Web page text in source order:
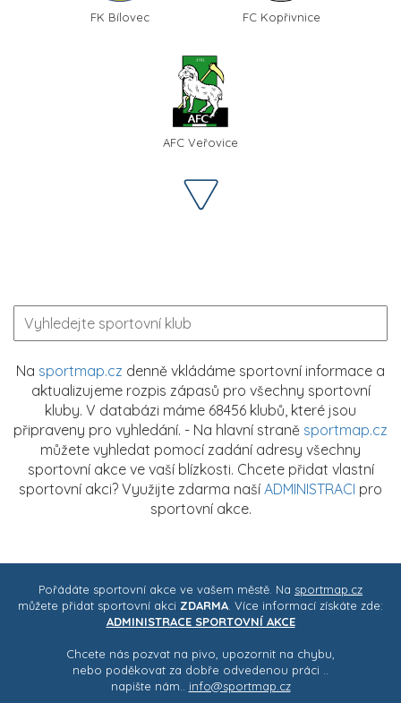
FK Bílovec FC Kopřivnice
AFC Veřovice
Na sportmap.cz denně vkládáme sportovní informace a
aktualizujeme rozpis zápasů pro všechny sportovní
kluby. V databázi máme 68456 klubů, které jsou
připraveny pro vyhledání. - Na hlavní straně sportmap.cz
můžete vyhledat pomocí zadání adresy všechny
sportovní akce ve vaší blízkosti. Chcete přidat vlastní
sportovní akci? Využijte zdarma naší ADMINISTRACI pro
sportovní akce.
Pořádáte sportovní akce ve vašem městě. Na sportmap.cz
můžete přidat sportovní akci ZDARMA . Více informací získáte zde:
ADMINISTRACE SPORTOVNÍ AKCE
Chcete nás pozvat na pivo, upozornit na chybu,
nebo poděkovat za dobře odvedenou práci ..
napište nám.. info@sportmap.cz